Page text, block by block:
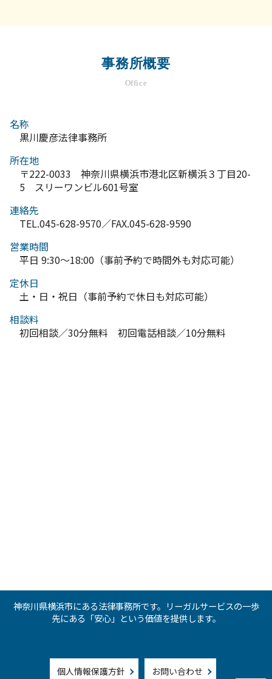
事務所概要
Office
名称
黒川慶彦法律事務所
所在地
〒222-0033 神奈川県横浜市港北区新横浜３丁目20-
5 スリーワンビル601号室
連絡先
TEL.045-628-9570／FAX.045-628-9590
営業時間
平日 9:30～18:00（事前予約で時間外も対応可能）
定休日
土・日・祝日（事前予約で休日も対応可能）
相談料
初回相談／30分無料 初回電話相談／10分無料
神奈川県横浜市にある法律事務所です。リーガルサービスの一歩
先にある「安心」という価値を提供します。
個人情報保護方針 お問い合わせ